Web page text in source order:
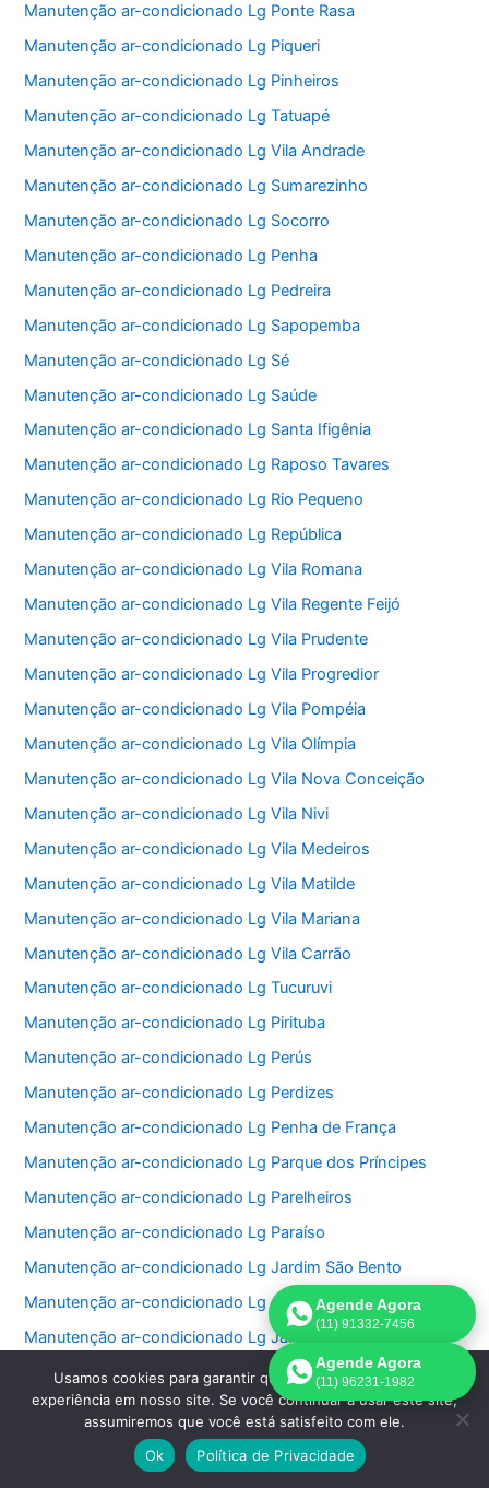
Manutenção ar-condicionado Lg Ponte Rasa
Manutenção ar-condicionado Lg Piqueri
Manutenção ar-condicionado Lg Pinheiros
Manutenção ar-condicionado Lg Tatuapé
Manutenção ar-condicionado Lg Vila Andrade
Manutenção ar-condicionado Lg Sumarezinho
Manutenção ar-condicionado Lg Socorro
Manutenção ar-condicionado Lg Penha
Manutenção ar-condicionado Lg Pedreira
Manutenção ar-condicionado Lg Sapopemba
Manutenção ar-condicionado Lg Sé
Manutenção ar-condicionado Lg Saúde
Manutenção ar-condicionado Lg Santa Ifigênia
Manutenção ar-condicionado Lg Raposo Tavares
Manutenção ar-condicionado Lg Rio Pequeno
Manutenção ar-condicionado Lg República
Manutenção ar-condicionado Lg Vila Romana
Manutenção ar-condicionado Lg Vila Regente Feijó
Manutenção ar-condicionado Lg Vila Prudente
Manutenção ar-condicionado Lg Vila Progredior
Manutenção ar-condicionado Lg Vila Pompéia
Manutenção ar-condicionado Lg Vila Olímpia
Manutenção ar-condicionado Lg Vila Nova Conceição
Manutenção ar-condicionado Lg Vila Nivi
Manutenção ar-condicionado Lg Vila Medeiros
Manutenção ar-condicionado Lg Vila Matilde
Manutenção ar-condicionado Lg Vila Mariana
Manutenção ar-condicionado Lg Vila Carrão
Manutenção ar-condicionado Lg Tucuruvi
Manutenção ar-condicionado Lg Pirituba
Manutenção ar-condicionado Lg Perús
Manutenção ar-condicionado Lg Perdizes
Manutenção ar-condicionado Lg Penha de França
Manutenção ar-condicionado Lg Parque dos Príncipes
Manutenção ar-condicionado Lg Parelheiros
Manutenção ar-condicionado Lg Paraíso
Manutenção ar-condicionado Lg Jardim São Bento
Manutenção ar-condicionado Lg Jardim Paulistano
Manutenção ar-condicionado Lg Jardim Paulista
Manutenção ar-condicionado Lg Jardim Morumbi
Manutenção ar-condicionado Lg Jardim Fonte do Morumbi
Manutenção ar-condicionado Lg Jardim Europa
Manutenção ar-condicionado Lg Jardim das Perdizes
Agende Agora
(11) 91332-7456
Agende Agora
(11) 96231-1982
Usamos cookies para garantir que oferecemos a melhor
experiência em nosso site. Se você continuar a usar este site,
assumiremos que você está satisfeito com ele.
Ok
Política de Privacidade